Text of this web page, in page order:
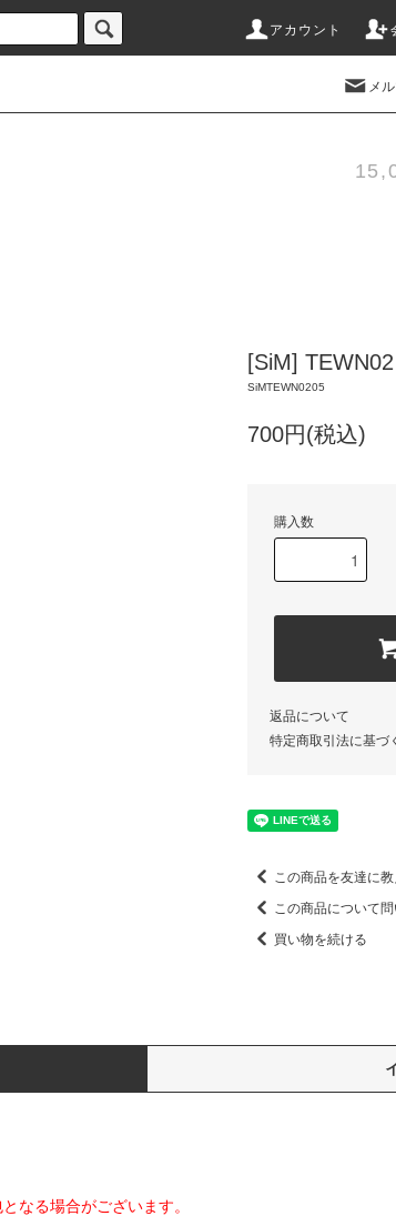
アカウント
メ
[SiM]
SiMTEWN0205
700円(税込)
購入数
返品について
特定商取引法に基づ
この商品を友達に
この商品について
買い物を続ける
なる場合がございます。